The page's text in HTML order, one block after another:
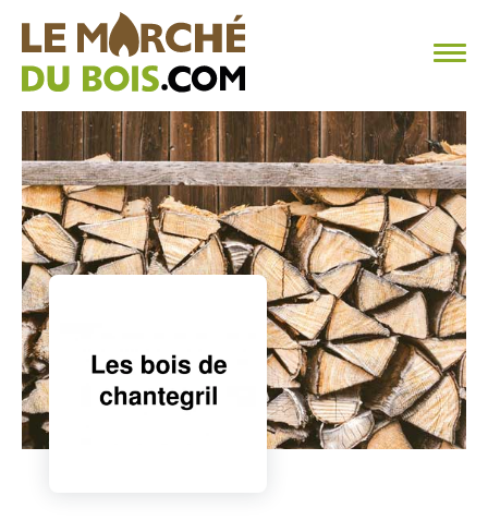
CHAUFFAGE AU BOIS
FAQ
CALCULER SA CONSOMMATION
TROUVER SON FOURNISSEUR
BLOG
ESPACE PRO